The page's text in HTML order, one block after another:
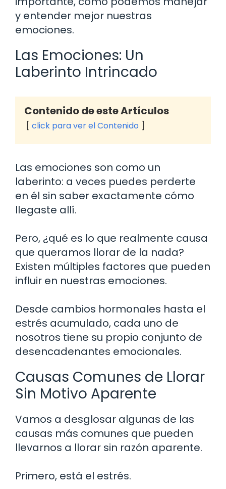
y entender mejor nuestras
emociones.
Las Emociones: Un
Laberinto Intrincado
Contenido de este Artículos
click para ver el Contenido
Las emociones son como un
laberinto: a veces puedes perderte
en él sin saber exactamente cómo
llegaste allí.
Pero, ¿qué es lo que realmente causa
que queramos llorar de la nada?
Existen múltiples factores que pueden
influir en nuestras emociones.
Desde cambios hormonales hasta el
estrés acumulado, cada uno de
nosotros tiene su propio conjunto de
desencadenantes emocionales.
Causas Comunes de Llorar
Sin Motivo Aparente
Vamos a desglosar algunas de las
causas más comunes que pueden
llevarnos a llorar sin razón aparente.
Primero, está el estrés.